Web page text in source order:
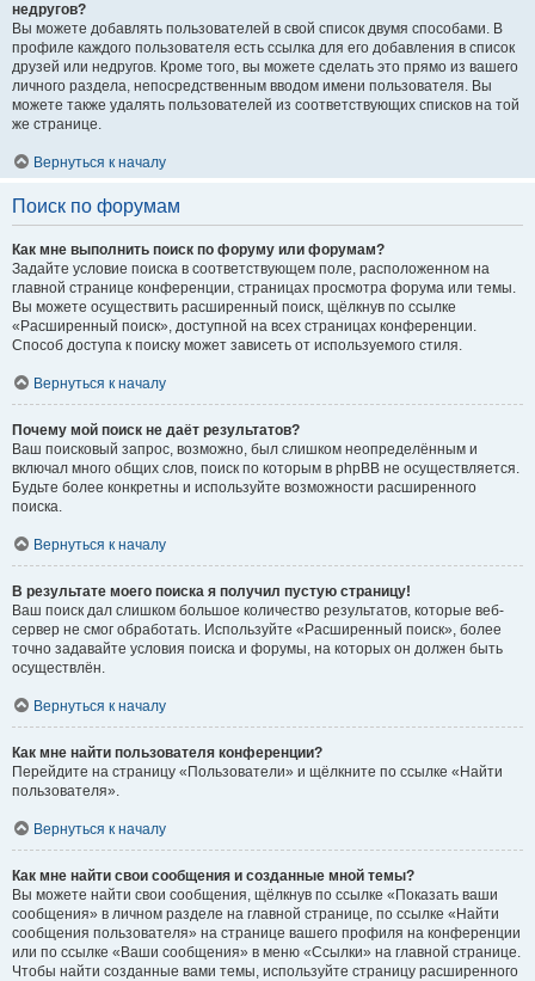
недругов?
Вы можете добавлять пользователей в свой список двумя способами. В
профиле каждого пользователя есть ссылка для его добавления в список
друзей или недругов. Кроме того, вы можете сделать это прямо из вашего
личного раздела, непосредственным вводом имени пользователя. Вы
можете также удалять пользователей из соответствующих списков на той
же странице.
Вернуться к началу
Поиск по форумам
Как мне выполнить поиск по форуму или форумам?
Задайте условие поиска в соответствующем поле, расположенном на
главной странице конференции, страницах просмотра форума или темы.
Вы можете осуществить расширенный поиск, щёлкнув по ссылке
«Расширенный поиск», доступной на всех страницах конференции.
Способ доступа к поиску может зависеть от используемого стиля.
Вернуться к началу
Почему мой поиск не даёт результатов?
Ваш поисковый запрос, возможно, был слишком неопределённым и
включал много общих слов, поиск по которым в phpBB не осуществляется.
Будьте более конкретны и используйте возможности расширенного
поиска.
Вернуться к началу
В результате моего поиска я получил пустую страницу!
Ваш поиск дал слишком большое количество результатов, которые веб-
сервер не смог обработать. Используйте «Расширенный поиск», более
точно задавайте условия поиска и форумы, на которых он должен быть
осуществлён.
Вернуться к началу
Как мне найти пользователя конференции?
Перейдите на страницу «Пользователи» и щёлкните по ссылке «Найти
пользователя».
Вернуться к началу
Как мне найти свои сообщения и созданные мной темы?
Вы можете найти свои сообщения, щёлкнув по ссылке «Показать ваши
сообщения» в личном разделе на главной странице, по ссылке «Найти
сообщения пользователя» на странице вашего профиля на конференции
или по ссылке «Ваши сообщения» в меню «Ссылки» на главной странице.
Чтобы найти созданные вами темы, используйте страницу расширенного